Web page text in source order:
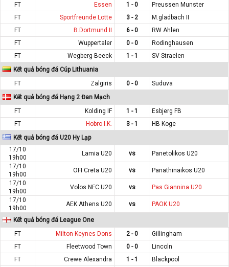
FT
Essen 1 - 0
Preussen Munster
FT
Sportfreunde Lotte 3 - 2
M.gladbach II
FT
B.Dortmund II 6 - 0
RW Ahlen
FT
Wuppertaler 0 - 0
Rodinghausen
FT
Wegberg-Beeck 1 - 1
SV Straelen
Kết quả bóng đá Cúp Lithuania
FT
Zalgiris 0 - 0
Suduva
Kết quả bóng đá Hạng 2 Đan Mạch
FT
Kolding IF 1 - 1
Esbjerg FB
FT
Hobro I.K. 3 - 1
HB Koge
Kết quả bóng đá U20 Hy Lạp
17/10
19h00
Lamia U20 vs
Panetolikos U20
17/10
19h00
OFI Creta U20 vs
Panathinaikos U20
17/10
19h00
Volos NFC U20 vs
Pas Giannina U20
17/10
19h00
AEK Athens U20 vs PAOK U20
Kết quả bóng đá League One
FT
Milton Keynes Dons 2 - 0
Gillingham
FT
Fleetwood Town 0 - 0
Lincoln
FT
Crewe Alexandra 1 - 1
Blackpool